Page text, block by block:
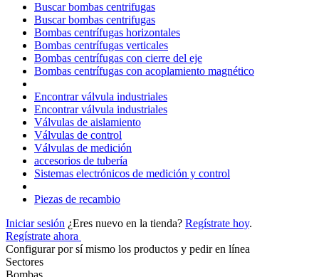
Buscar bombas centrifugas
Buscar bombas centrifugas
Bombas centrífugas horizontales
Bombas centrífugas verticales
Bombas centrífugas con cierre del eje
Bombas centrífugas con acoplamiento magnético
Encontrar válvula industriales
Encontrar válvula industriales
Válvulas de aislamiento
Válvulas de control
Válvulas de medición
accesorios de tubería
Sistemas electrónicos de medición y control
Piezas de recambio
Iniciar sesión ¿Eres nuevo en la tienda? Regístrate hoy.
Regístrate ahora
Configurar por sí mismo los productos y pedir en línea
Sectores